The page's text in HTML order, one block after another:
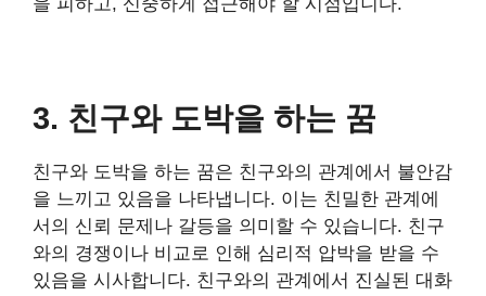
3. 친구와 도박을 하는 꿈
친구와 도박을 하는 꿈은 친구와의 관계에서 불안감
을 느끼고 있음을 나타냅니다. 이는 친밀한 관계에
서의 신뢰 문제나 갈등을 의미할 수 있습니다. 친구
와의 경쟁이나 비교로 인해 심리적 압박을 받을 수
있음을 시사합니다. 친구와의 관계에서 진실된 대화